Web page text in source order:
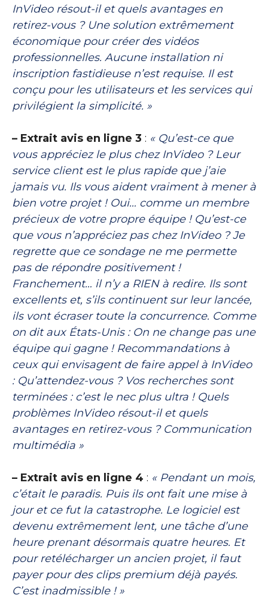
InVideo résout-il et quels avantages en
retirez-vous ? Une solution extrêmement
économique pour créer des vidéos
professionnelles. Aucune installation ni
inscription fastidieuse n’est requise. Il est
conçu pour les utilisateurs et les services qui
privilégient la simplicité. »
– Extrait avis en ligne 3 : « Qu’est-ce que
vous appréciez le plus chez InVideo ? Leur
service client est le plus rapide que j’aie
jamais vu. Ils vous aident vraiment à mener à
bien votre projet ! Oui… comme un membre
précieux de votre propre équipe ! Qu’est-ce
que vous n’appréciez pas chez InVideo ? Je
regrette que ce sondage ne me permette
pas de répondre positivement !
Franchement… il n’y a RIEN à redire. Ils sont
excellents et, s’ils continuent sur leur lancée,
ils vont écraser toute la concurrence. Comme
on dit aux États-Unis : On ne change pas une
équipe qui gagne ! Recommandations à
ceux qui envisagent de faire appel à InVideo
: Qu’attendez-vous ? Vos recherches sont
terminées : c’est le nec plus ultra ! Quels
problèmes InVideo résout-il et quels
avantages en retirez-vous ? Communication
multimédia »
– Extrait avis en ligne 4 : « Pendant un mois,
c’était le paradis. Puis ils ont fait une mise à
jour et ce fut la catastrophe. Le logiciel est
devenu extrêmement lent, une tâche d’une
heure prenant désormais quatre heures. Et
pour retélécharger un ancien projet, il faut
payer pour des clips premium déjà payés.
C’est inadmissible ! »